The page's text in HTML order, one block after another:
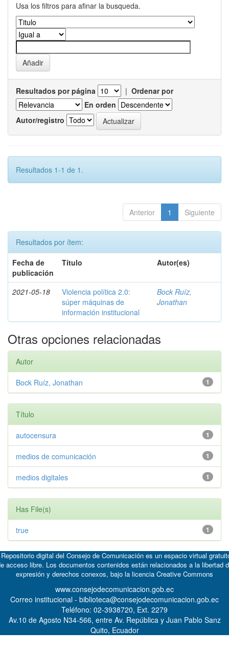
Usa los filtros para afinar la busqueda.
Resultados por página | Ordenar por
En orden
Autor/registro
Resultados 1-1 de 1.
Anterior 1 Siguiente
Resultados por ítem:
Fecha de
publicación
Título Autor(es)
2021-05-18
Violencia política 2.0:
súper máquinas de
información institucional
Bock Ruíz,
Jonathan
Otras opciones relacionadas
Autor
1
Bock Ruíz, Jonathan
Título
1
autocensura
1
medios de comunicación
1
medios digitales
Has File(s)
1
true
digital del Consejo de Comunicación es un espacio virtual
acceso libre. Los documentos contenidos están relacionados a la libertad
expresión y derechos conexos, bajo la licencia Creative Commons
www.consejodecomunicacion.gob.ec
Correo institucional - biblioteca@consejodecomunicacion.gob.ec
Teléfono: 02-3938720, Ext. 2279
Av.10 de Agosto N34-566, entre Av. República y Juan Pablo Sanz
Quito, Ecuador